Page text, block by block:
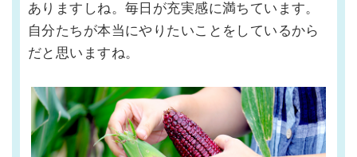
ありますしね。毎日が充実感に満ちています。
自分たちが本当にやりたいことをしているから
だと思いますね。